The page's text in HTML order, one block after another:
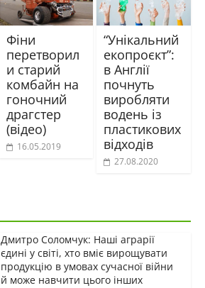
Фіни
перетворил
и старий
комбайн на
гоночний
драгстер
(відео)
16.05.2019
“Унікальний
екопроєкт”:
в Англії
почнуть
виробляти
водень із
пластикових
відходів
27.08.2020
Дмитро Соломчук: Наші аграрії
єдині у світі, хто вміє вирощувати
продукцію в умовах сучасної війни
й може навчити цього інших